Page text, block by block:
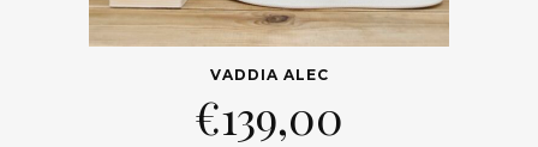
VADDIA ALEC
€139,00